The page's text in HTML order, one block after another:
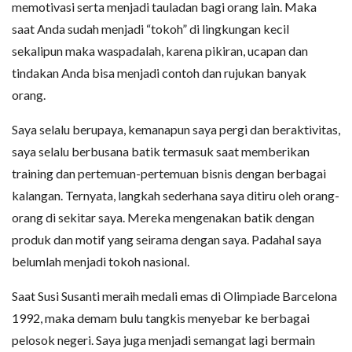
memotivasi serta menjadi tauladan bagi orang lain. Maka
saat Anda sudah menjadi “tokoh” di lingkungan kecil
sekalipun maka waspadalah, karena pikiran, ucapan dan
tindakan Anda bisa menjadi contoh dan rujukan banyak
orang.
Saya selalu berupaya, kemanapun saya pergi dan beraktivitas,
saya selalu berbusana batik termasuk saat memberikan
training dan pertemuan-pertemuan bisnis dengan berbagai
kalangan. Ternyata, langkah sederhana saya ditiru oleh orang-
orang di sekitar saya. Mereka mengenakan batik dengan
produk dan motif yang seirama dengan saya. Padahal saya
belumlah menjadi tokoh nasional.
Saat Susi Susanti meraih medali emas di Olimpiade Barcelona
1992, maka demam bulu tangkis menyebar ke berbagai
pelosok negeri. Saya juga menjadi semangat lagi bermain